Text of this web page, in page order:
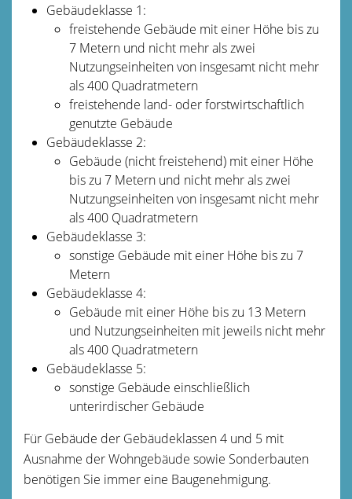
Gebäudeklasse 1:
freistehende Gebäude mit einer Höhe bis zu
7 Metern und nicht mehr als zwei
Nutzungseinheiten von insgesamt nicht mehr
als 400 Quadratmetern
freistehende land- oder forstwirtschaftlich
genutzte Gebäude
Gebäudeklasse 2:
Gebäude (nicht freistehend) mit einer Höhe
bis zu 7 Metern und nicht mehr als zwei
Nutzungseinheiten von insgesamt nicht mehr
als 400 Quadratmetern
Gebäudeklasse 3:
sonstige Gebäude mit einer Höhe bis zu 7
Metern
Gebäudeklasse 4:
Gebäude mit einer Höhe bis zu 13 Metern
und Nutzungseinheiten mit jeweils nicht mehr
als 400 Quadratmetern
Gebäudeklasse 5:
sonstige Gebäude einschließlich
unterirdischer Gebäude
Für Gebäude der Gebäudeklassen 4 und 5 mit
Ausnahme der Wohngebäude sowie Sonderbauten
benötigen Sie immer eine Baugenehmigung.